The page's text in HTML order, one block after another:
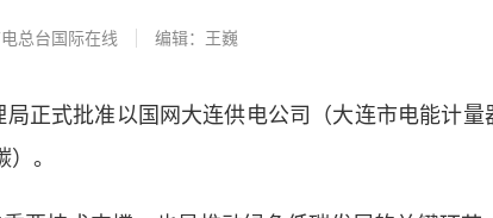
总台国际在线 编辑：王巍
式批准以国网大连供电公司（大连市电能计量
。